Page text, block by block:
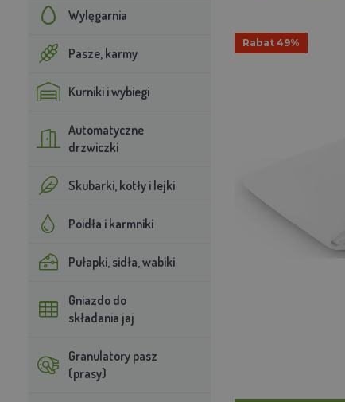
Wylęgarnia
Pasze, karmy
Kurniki i wybiegi
Automatyczne
drzwiczki
Skubarki, kotły i lejki
Poidła i karmniki
Pułapki, sidła, wabiki
Gniazdo do
składania jaj
Granulatory pasz
(prasy)
Rabat 49%